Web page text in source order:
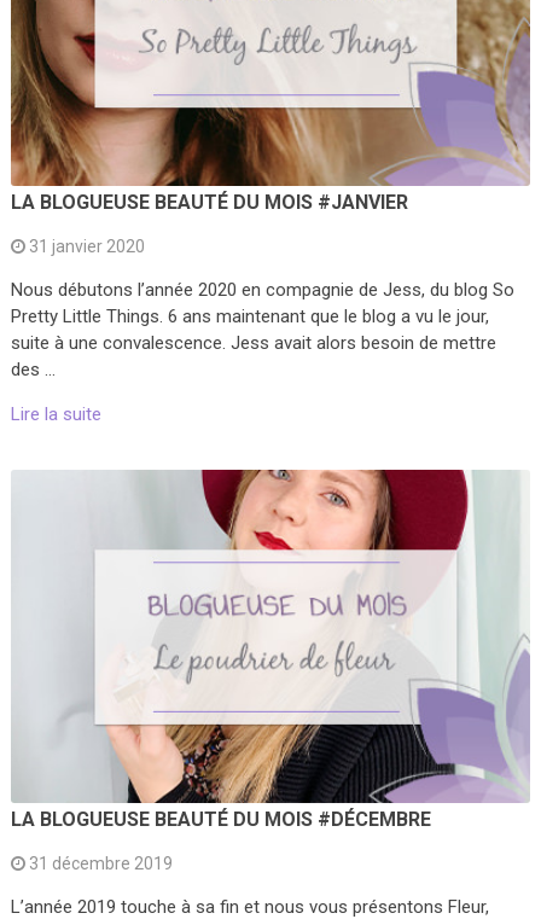
LA BLOGUEUSE BEAUTÉ DU MOIS #JANVIER
31 janvier 2020
Nous débutons l’année 2020 en compagnie de Jess, du blog So
Pretty Little Things. 6 ans maintenant que le blog a vu le jour,
suite à une convalescence. Jess avait alors besoin de mettre
des …
Lire la suite
LA BLOGUEUSE BEAUTÉ DU MOIS #DÉCEMBRE
31 décembre 2019
L’année 2019 touche à sa fin et nous vous présentons Fleur,